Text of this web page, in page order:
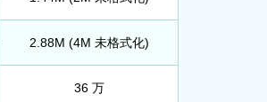
2.88M (4M 未格式化)
36 万